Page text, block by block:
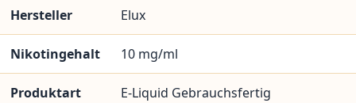
Hersteller Elux
Nikotingehalt 10 mg/ml
Produktart E-Liquid Gebrauchsfertig